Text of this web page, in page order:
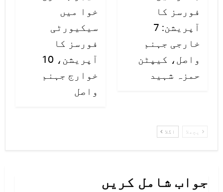
فورسز کا
آپریشن: 7
خارجی جہنم
واصل، کیپٹن
حمزہ شہید
خوا میں
سیکیورٹی
فورسز کا
آپریشن، 10
خوارج جہنم
واصل
پچھلا اگلا
جواب شامل کریں